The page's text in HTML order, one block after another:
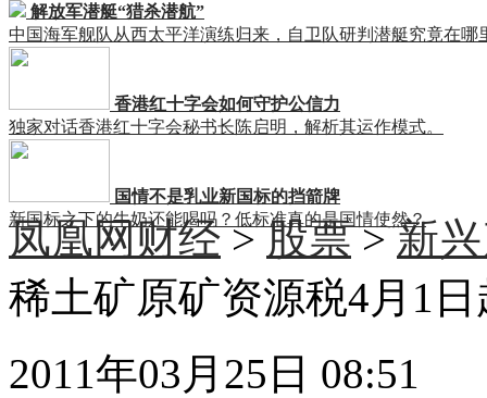
解放军潜艇“猎杀潜航”
中国海军舰队从西太平洋演练归来，自卫队研判潜艇究竟在哪
香港红十字会如何守护公信力
独家对话香港红十字会秘书长陈启明，解析其运作模式。
国情不是乳业新国标的挡箭牌
新国标之下的牛奶还能喝吗？低标准真的是国情使然？
凤凰网财经>股票>新
稀土矿原矿资源税4月1
2011年03月25日 08:51